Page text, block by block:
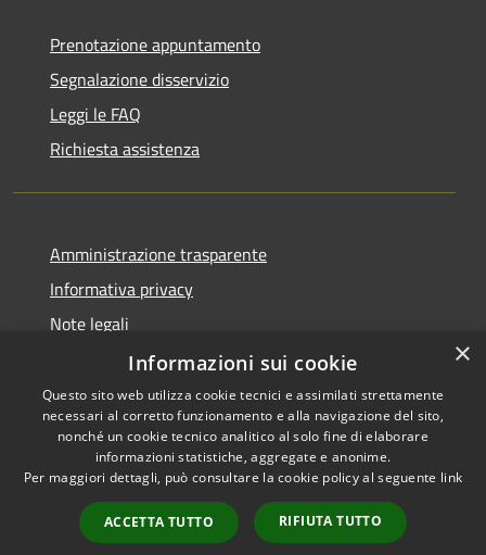
Prenotazione appuntamento
Segnalazione disservizio
Leggi le FAQ
Richiesta assistenza
Amministrazione trasparente
Informativa privacy
Note legali
Dichiarazione di accessibilità
RSS
Accessibilità
Copyright © 2026 • Comune di
byMunicipium
Accesso
redazione
×
Informazioni sui cookie
Questo sito web utilizza cookie tecnici e assimilati strettamente
necessari al corretto funzionamento e alla navigazione del sito,
nonché un cookie tecnico analitico al solo fine di elaborare
informazioni statistiche, aggregate e anonime.
Per maggiori dettagli, può consultare la cookie policy al seguente link
ACCETTA TUTTO RIFIUTA TUTTO